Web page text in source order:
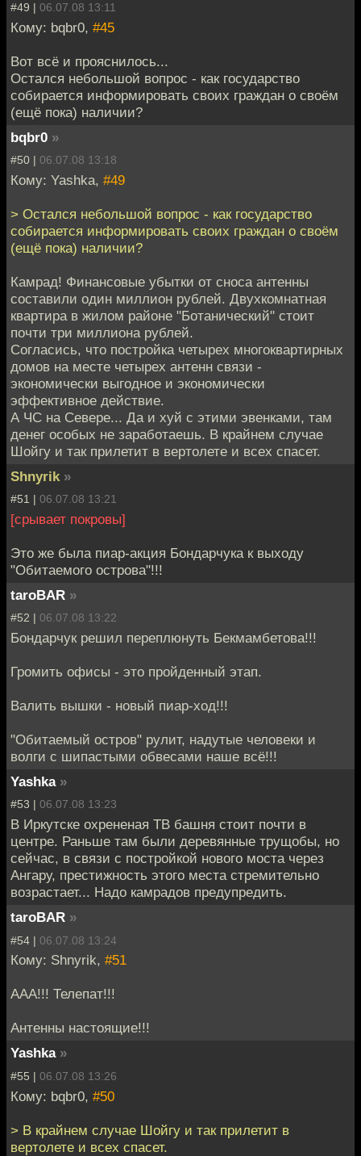
#49 | 06.07.08 13:11
Кому: bqbr0, #45
Вот всё и прояснилось...
Остался небольшой вопрос - как государство
собирается информировать своих граждан о своём
(ещё пока) наличии?
bqbr0 »
#50 | 06.07.08 13:18
Кому: Yashka, #49
> Остался небольшой вопрос - как государство
собирается информировать своих граждан о своём
(ещё пока) наличии?
Камрад! Финансовые убытки от сноса антенны
составили один миллион рублей. Двухкомнатная
квартира в жилом районе "Ботанический" стоит
почти три миллиона рублей.
Согласись, что постройка четырех многоквартирных
домов на месте четырех антенн связи -
экономически выгодное и экономически
эффективное действие.
А ЧС на Севере... Да и хуй с этими эвенками, там
денег особых не заработаешь. В крайнем случае
Шойгу и так прилетит в вертолете и всех спасет.
Shnyrik »
#51 | 06.07.08 13:21
[срывает покровы]
Это же была пиар-акция Бондарчука к выходу
"Обитаемого острова"!!!
taroBAR »
#52 | 06.07.08 13:22
Бондарчук решил переплюнуть Бекмамбетова!!!
Громить офисы - это пройденный этап.
Валить вышки - новый пиар-ход!!!
"Обитаемый остров" рулит, надутые человеки и
волги с шипастыми обвесами наше всё!!!
Yashka »
#53 | 06.07.08 13:23
В Иркутске охрененая ТВ башня стоит почти в
центре. Раньше там были деревянные трущобы, но
сейчас, в связи с постройкой нового моста через
Ангару, престижность этого места стремительно
возрастает... Надо камрадов предупредить.
taroBAR »
#54 | 06.07.08 13:24
Кому: Shnyrik, #51
ААА!!! Телепат!!!
Антенны настоящие!!!
Yashka »
#55 | 06.07.08 13:26
Кому: bqbr0, #50
> В крайнем случае Шойгу и так прилетит в
вертолете и всех спасет.